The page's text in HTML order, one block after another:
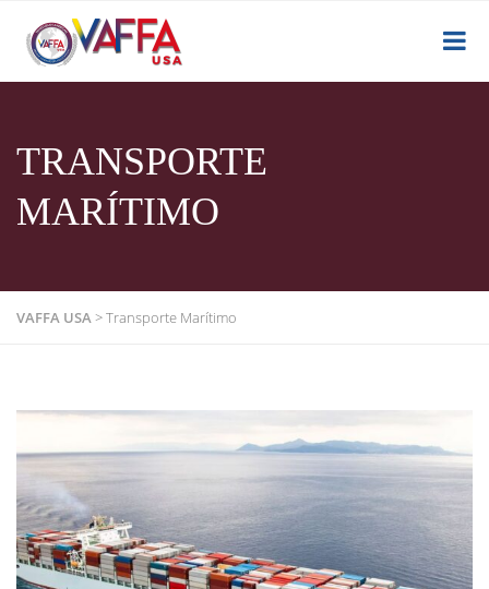
TRANSPORTE
MARÍTIMO
VAFFA USA>Transporte Marítimo